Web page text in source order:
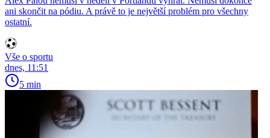
ani skončit na pódiu. A právě to je největší problém pro všechny
ostatní.
Vše o sportu
dnes, 11:51
5 min